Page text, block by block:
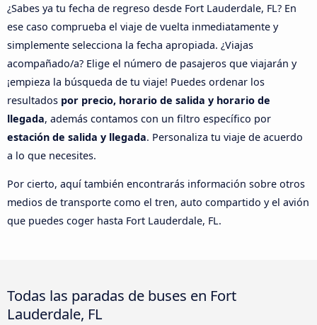
¿Sabes ya tu fecha de regreso desde Fort Lauderdale, FL? En
ese caso comprueba el viaje de vuelta inmediatamente y
simplemente selecciona la fecha apropiada. ¿Viajas
acompañado/a? Elige el número de pasajeros que viajarán y
¡empieza la búsqueda de tu viaje! Puedes ordenar los
resultados por precio, horario de salida y horario de
llegada, además contamos con un filtro específico por
estación de salida y llegada. Personaliza tu viaje de acuerdo
a lo que necesites.
Por cierto, aquí también encontrarás información sobre otros
medios de transporte como el tren, auto compartido y el avión
que puedes coger hasta Fort Lauderdale, FL.
Todas las paradas de buses en Fort
Lauderdale, FL